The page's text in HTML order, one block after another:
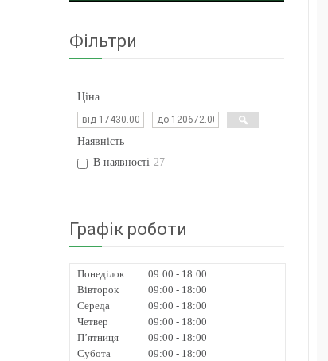
Фільтри
Ціна
Наявність
В наявності 27
Графік роботи
Понеділок 09:00
18:00
Вівторок
09:00
18:00
Середа
09:00
18:00
Четвер
09:00
18:00
Пʼятниця
09:00
18:00
Субота
09:00
18:00